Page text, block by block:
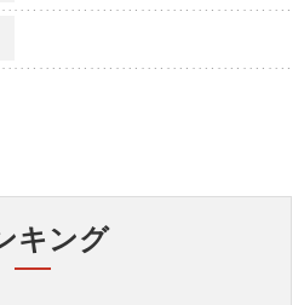
キング